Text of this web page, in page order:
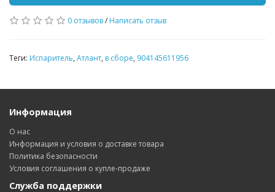
0 отзывов/ Написать отзыв
Теги: Испаритель, Атлант, в сборе, 904145611956
Информация
О нас
Информация и условия о доставке товара
Политика безопасности
Условия соглашения о купле-продаже
Служба поддержки